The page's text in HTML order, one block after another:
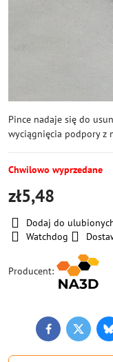
Pince nadaje się do
wyciągnięcia podpory z
Chwilowo wyprzedane
zł5,48
Dodaj do
Watchdog
Producent:
FacebookTwitter